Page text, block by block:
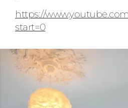
https://
start=0